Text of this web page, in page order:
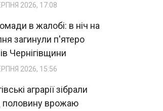
2026, 17:08
в жалобі: в ніч на
загинули п'ятеро
Чернігівщини
2026, 15:56
аграрії зібрали
половину врожаю